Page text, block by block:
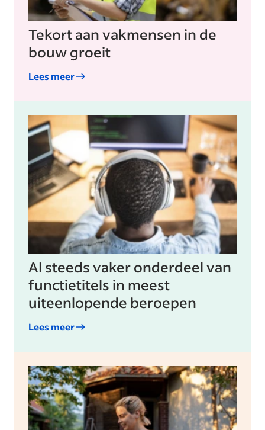
Tekort aan vakmensen in de
bouw groeit
Lees meer
AI steeds vaker onderdeel van
functietitels in meest
uiteenlopende beroepen
Lees meer